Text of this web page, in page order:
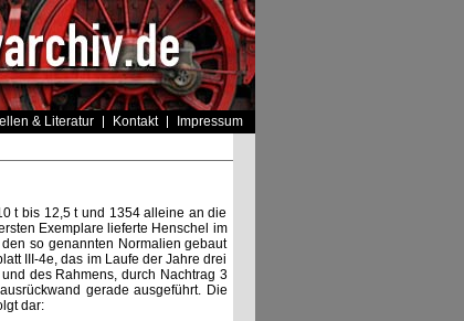
& Literatur Kontakt Impressum
t bis 12,5 t und 1354 alleine an die
Exemplare lieferte Henschel im
so genannten Normalien gebaut
III-4e, das im Laufe der Jahre drei
des Rahmens, durch Nachtrag 3
gerade ausgeführt. Die
dar: